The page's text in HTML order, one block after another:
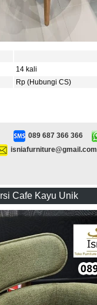
14 kali
Rp (Hubungi CS)
089 687 366 366
isniafurniture@gmail.com
Cafe Kayu Unik